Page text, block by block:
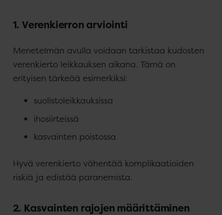
1. Verenkierron arviointi
Menetelmän avulla voidaan tarkistaa kudosten
verenkierto leikkauksen aikana. Tämä on
erityisen tärkeää esimerkiksi:
suolistoleikkauksissa
ihosiirteissä
kasvainten poistossa
Hyvä verenkierto vähentää komplikaatioiden
riskiä ja edistää paranemista.
2. Kasvainten rajojen määrittäminen